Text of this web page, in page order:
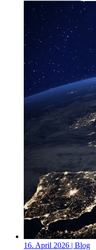
16. April 2026 | Blog